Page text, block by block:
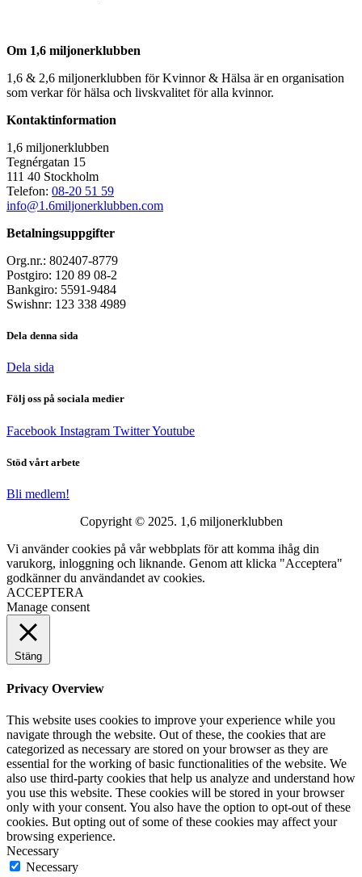
Om 1,6 miljonerklubben
1,6 & 2,6 miljonerklubben för Kvinnor & Hälsa är en organisation
som verkar för hälsa och livskvalitet för alla kvinnor.
Kontaktinformation
1,6 miljonerklubben
Tegnérgatan 15
111 40 Stockholm
Telefon: 08-20 51 59
info@1.6miljonerklubben.com
Betalningsuppgifter
Org.nr.: 802407-8779
Postgiro: 120 89 08-2
Bankgiro: 5591-9484
Swishnr: 123 338 4989
Dela denna sida
Dela sida
Följ oss på sociala medier
Facebook Instagram TwitterYoutube
Stöd vårt arbete
Bli medlem!
Copyright © 2025. 1,6 miljonerklubben
Vi använder cookies på vår webbplats för att komma ihåg din
varukorg, inloggning och liknande. Genom att klicka "Acceptera"
godkänner du användandet av cookies.
ACCEPTERA
Manage consent
Stäng
Privacy Overview
This website uses cookies to improve your experience while you
navigate through the website. Out of these, the cookies that are
categorized as necessary are stored on your browser as they are
essential for the working of basic functionalities of the website. We
also use third-party cookies that help us analyze and understand how
you use this website. These cookies will be stored in your browser
only with your consent. You also have the option to opt-out of these
cookies. But opting out of some of these cookies may affect your
browsing experience.
Necessary
Necessary